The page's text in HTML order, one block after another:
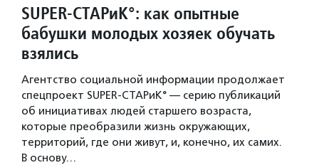
SUPER-СТАРиК°: как опытные
бабушки молодых хозяек обучать
взялись
Агентство социальной информации продолжает
спецпроект SUPER-СТАРиК° — серию публикаций
об инициативах людей старшего возраста,
которые преобразили жизнь окружающих,
территорий, где они живут, и, конечно, их самих.
В основу…